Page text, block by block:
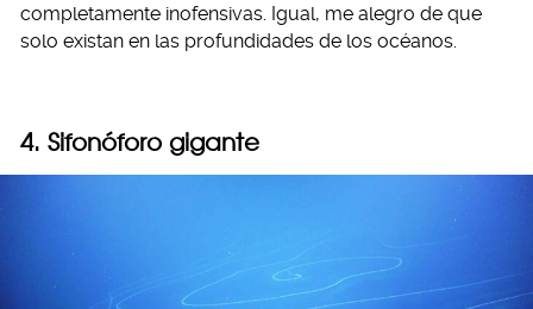
completamente inofensivas. Igual, me alegro de que
solo existan en las profundidades de los océanos.
4. Sifonóforo gigante